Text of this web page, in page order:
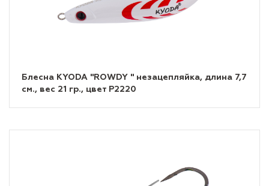
Блесна KYODA "ROWDY " незацепляйка, длина 7,7
см., вес 21 гр., цвет P2220